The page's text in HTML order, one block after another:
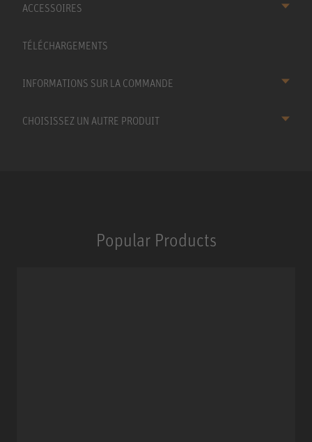
ACCESSOIRES
TÉLÉCHARGEMENTS
INFORMATIONS SUR LA COMMANDE
CHOISISSEZ UN AUTRE PRODUIT
Popular Products